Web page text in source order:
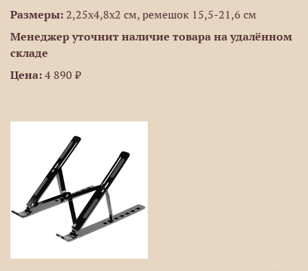
Размеры: 2,25x4,8x2 см, ремешок 15,5-21,6 см
Менеджер уточнит наличие товара на удалённом
складе
Цена: 4 890 ₽